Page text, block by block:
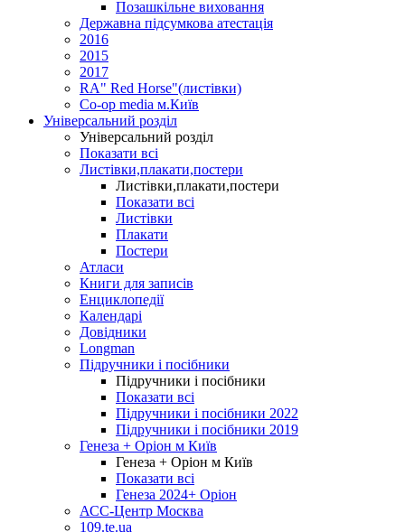
Позашкільне виховання
Державна підсумкова атестація
2016
2015
2017
RA" Red Horse"(листівки)
Co-op media м.Київ
Універсальний розділ
Універсальний розділ
Показати всі
Листівки,плакати,постери
Листівки,плакати,постери
Показати всі
Листівки
Плакати
Постери
Атласи
Книги для записів
Енциклопедії
Календарі
Довідники
Longman
Підручники і посібники
Підручники і посібники
Показати всі
Підручники і посібники 2022
Підручники і посібники 2019
Генеза + Оріон м Київ
Генеза + Оріон м Київ
Показати всі
Генеза 2024+ Оріон
АСС-Центр Москва
109.te.ua